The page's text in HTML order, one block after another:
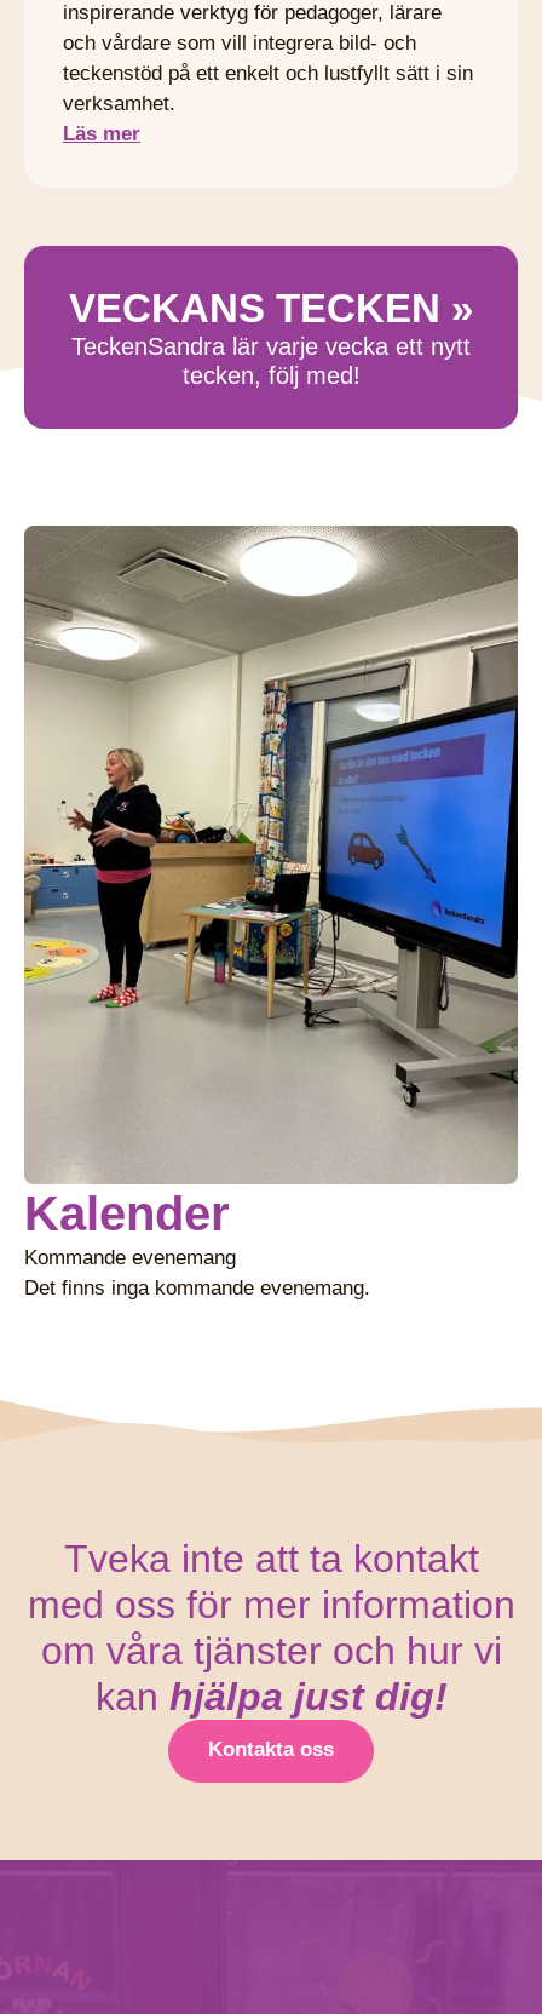
inspirerande verktyg för pedagoger, lärare
och vårdare som vill integrera bild- och
teckenstöd på ett enkelt och lustfyllt sätt i sin
verksamhet.
Läs mer
VECKANS TECKEN »
TeckenSandra lär varje vecka ett nytt
tecken, följ med!
Kalender
Kommande evenemang
Det finns inga kommande evenemang.
Tveka inte att ta kontakt
med oss för mer information
om våra tjänster och hur vi
kan hjälpa just dig!
Kontakta oss